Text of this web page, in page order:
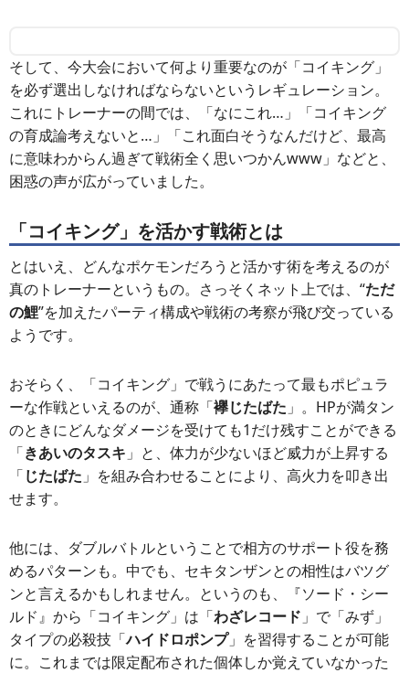
そして、今大会において何より重要なのが「コイキング」
を必ず選出しなければならないというレギュレーション。
これにトレーナーの間では、「なにこれ…」「コイキング
の育成論考えないと…」「これ面白そうなんだけど、最高
に意味わからん過ぎて戦術全く思いつかんwww」などと、
困惑の声が広がっていました。
「コイキング」を活かす戦術とは
とはいえ、どんなポケモンだろうと活かす術を考えるのが
真のトレーナーというもの。さっそくネット上では、“ただ
の鯉”を加えたパーティ構成や戦術の考察が飛び交っている
ようです。
おそらく、「コイキング」で戦うにあたって最もポピュラ
ーな作戦といえるのが、通称「襷じたばた 」。HPが満タン
のときにどんなダメージを受けても1だけ残すことができる
「きあいのタスキ 」と、体力が少ないほど威力が上昇する
「じたばた 」を組み合わせることにより、高火力を叩き出
せます。
他には、ダブルバトルということで相方のサポート役を務
めるパターンも。中でも、セキタンザンとの相性はバツグ
ンと言えるかもしれません。というのも、『ソード・シー
ルド』から「コイキング」は「わざレコード 」で「みず」
タイプの必殺技「ハイドロポンプ」を習得することが可能
に。これまでは限定配布された個体しか覚えていなかった